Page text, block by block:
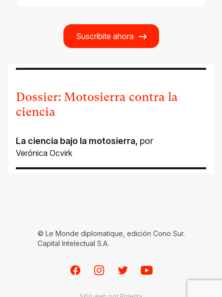
Suscribite ahora
Dossier: Motosierra contra la
ciencia
La ciencia bajo la motosierra, por
Verónica Ocvirk
© Le Monde diplomatique, edición Cono Sur.
Capital Intelectual S.A.
FacebookInstagramTwitterYoutube